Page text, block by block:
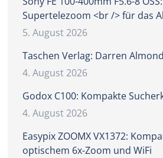
Supertelezoom <br /> für das
5. August 2026
Taschen Verlag: Darren
4. August 2026
Godox C100: Kompakte
4. August 2026
Easypix ZOOMX VX1372:
optischem 6x-Zoom und WiFi